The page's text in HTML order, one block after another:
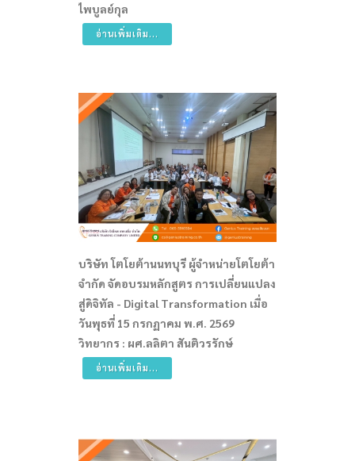
ไพบูลย์กุล
อ่านเพิ่มเติม...
บริษัท โตโยต้านนทบุรี ผู้จำหน่ายโตโยต้า
จำกัด จัดอบรมหลักสูตร การเปลี่ยนแปลง
สู่ดิจิทัล - Digital Transformation เมื่อ
วันพุธที่ 15 กรกฏาคม พ.ศ. 2569
วิทยากร : ผศ.ลลิตา สันติวรรักษ์
อ่านเพิ่มเติม...